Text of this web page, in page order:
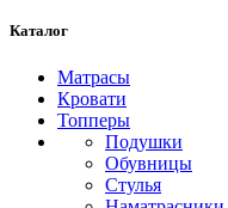
Каталог
Матрасы
Кровати
Топперы
Подушки
Обувницы
Стулья